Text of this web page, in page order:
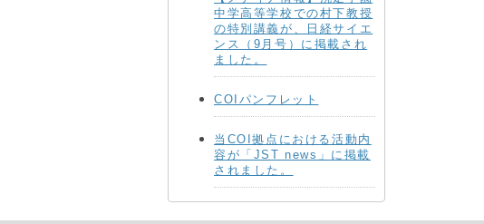
中学高等学校での村下教授
の特別講義が、日経サイエ
ンス（9月号）に掲載され
ました。
COIパンフレット
当COI拠点における活動内
容が「JST news」に掲載
されました。